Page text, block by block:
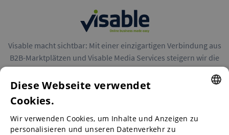
Visable macht sichtbar: Mit einer einzigartigen Verbindung aus
B2B-Marktplätzen und Visable Media Services steigern wir die
Reichweite von Unternehmen in Europa.
ENGLISH
Diese Webseite verwendet
Cookies.
Wir verwenden Cookies, um Inhalte und Anzeigen zu
personalisieren und unseren Datenverkehr zu